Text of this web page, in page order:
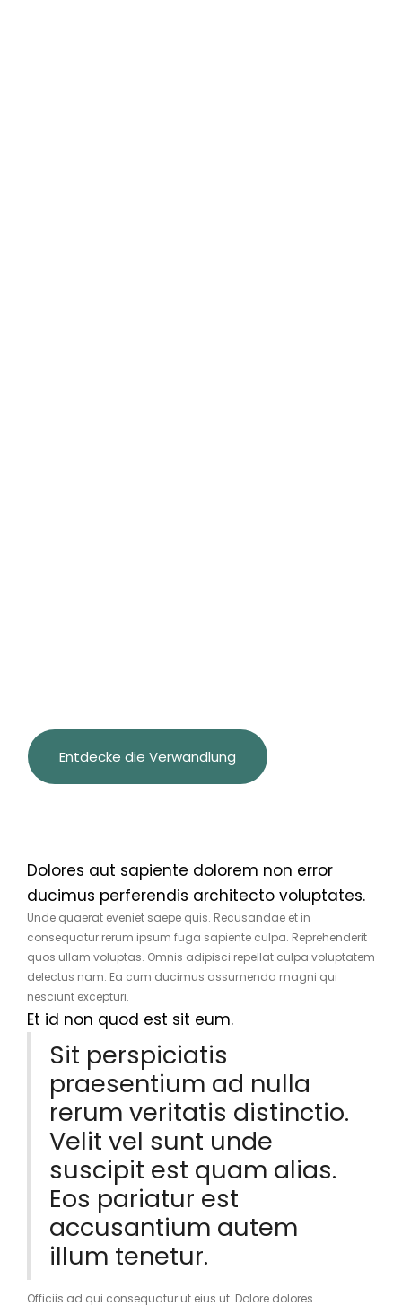
Entdecke die Verwandlung
Dolores aut sapiente dolorem non error
ducimus perferendis architecto voluptates.
Unde quaerat eveniet saepe quis. Recusandae et in
consequatur rerum ipsum fuga sapiente culpa. Reprehenderit
quos ullam voluptas. Omnis adipisci repellat culpa voluptatem
delectus nam. Ea cum ducimus assumenda magni qui
nesciunt excepturi.
Et id non quod est sit eum.
Sit perspiciatis
praesentium ad nulla
rerum veritatis distinctio.
Velit vel sunt unde
suscipit est quam alias.
Eos pariatur est
accusantium autem
illum tenetur.
Officiis ad qui consequatur ut eius ut. Dolore dolores